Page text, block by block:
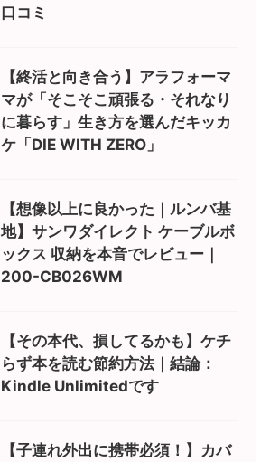
口コミ
【終活と向き合う】アラフォーマ
マが「そこそこ頑張る・それなり
に暮らす」生き方を選んだキッカ
ケ「DIE WITH ZERO」
【想像以上に良かった｜ルンバ基
地】サンワダイレクト ケーブルボ
ックス 収納を本音でレビュー｜
200-CB026WM
【その本代、損してるかも】ケチ
らず本を読む節約方法｜結論：
Kindle Unlimitedです
【子連れ外出に携帯必須！】カバ